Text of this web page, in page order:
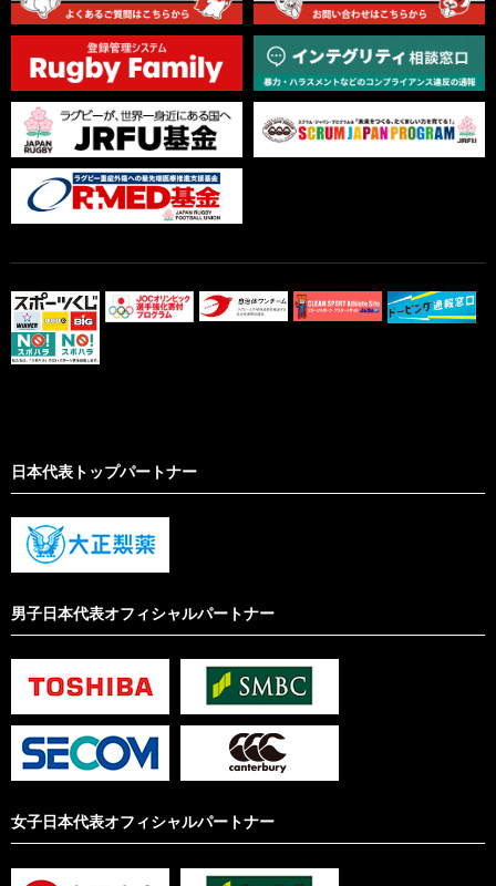
日本代表トップパートナー
男子日本代表オフィシャルパートナー
女子日本代表オフィシャルパートナー